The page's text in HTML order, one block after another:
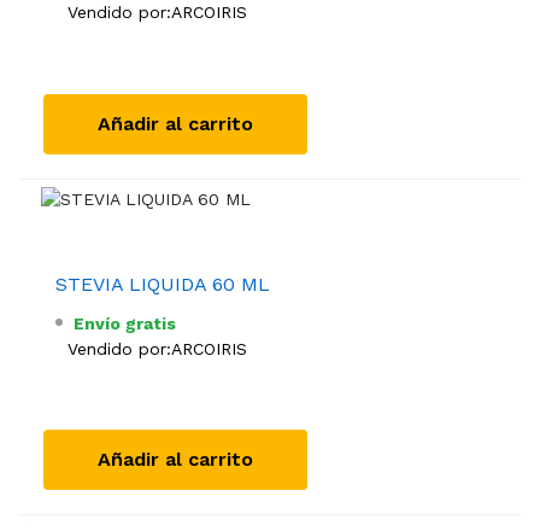
Vendido por:ARCOIRIS
Añadir al carrito
STEVIA LIQUIDA 60 ML
Envío gratis
Vendido por:ARCOIRIS
Añadir al carrito